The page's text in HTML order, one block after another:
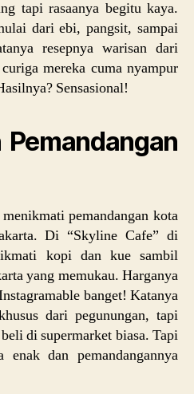
tapi rasaanya begitu kaya.
dari ebi, pangsit, sampai
resepnya warisan dari
mereka cuma nyampur
Sensasional!
pemandangan kota
Di “Skyline Cafe” di
kopi dan kue sambil
yang memukau. Harganya
banget! Katanya
dari pegunungan, tapi
di supermarket biasa. Tapi
dan pemandangannya